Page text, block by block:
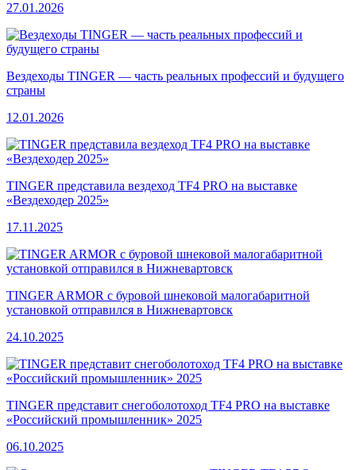
27.01.2026
Вездеходы TINGER — часть реальных профессий и будущего
страны
12.01.2026
TINGER представила вездеход TF4 PRO на выставке
«Вездеходер 2025»
17.11.2025
TINGER ARMOR с буровой шнековой малогабаритной
установкой отправился в Нижневартовск
24.10.2025
TINGER представит снегоболотоход TF4 PRO на выставке
«Российский промышленник» 2025
06.10.2025